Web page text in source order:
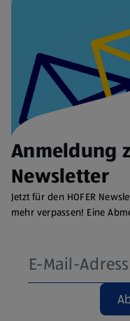
Anmeldung
Newsletter
Jetzt für den HOFER
mehr verpassen! Eine